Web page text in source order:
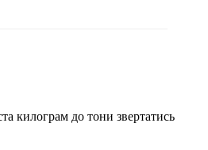
килограм до тони звертатись